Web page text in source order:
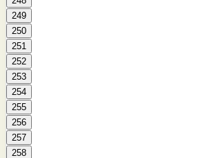
249
250
251
252
253
254
255
256
257
258